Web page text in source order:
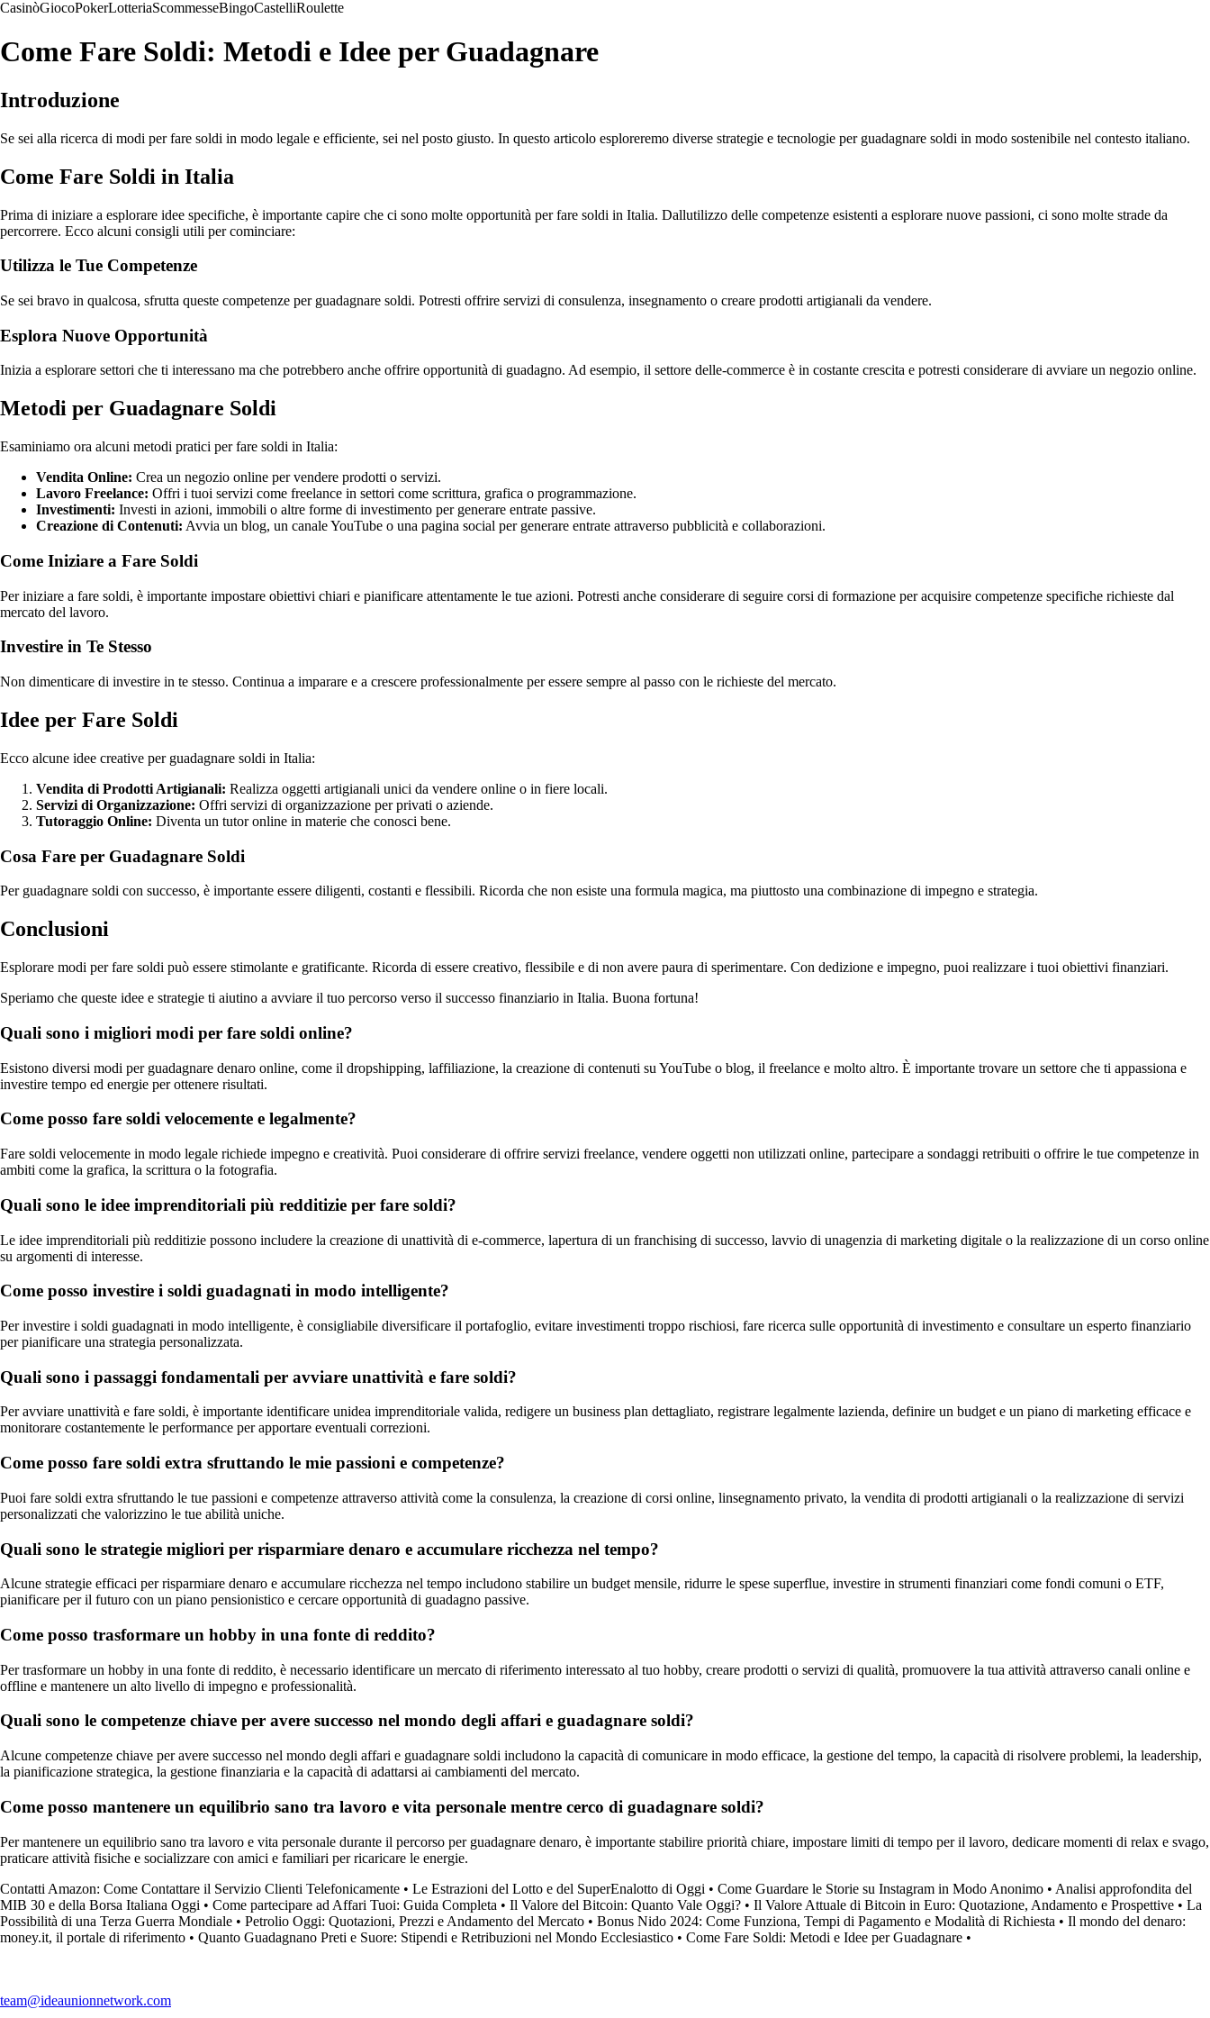
CasinòGiocoPokerLotteriaScommesseBingoCastelliRoulette
Come Fare Soldi: Metodi e Idee per Guadagnare
Introduzione
Se sei alla ricerca di modi per fare soldi in modo legale e efficiente, sei nel posto giusto. In questo articolo esploreremo diverse strategie e tecnologie per guadagnare soldi in modo sostenibile nel contesto italiano.
Come Fare Soldi in Italia
Prima di iniziare a esplorare idee specifiche, è importante capire che ci sono molte opportunità per fare soldi in Italia. Dallutilizzo delle competenze esistenti a esplorare nuove passioni, ci sono molte strade da
percorrere. Ecco alcuni consigli utili per cominciare:
Utilizza le Tue Competenze
Se sei bravo in qualcosa, sfrutta queste competenze per guadagnare soldi. Potresti offrire servizi di consulenza, insegnamento o creare prodotti artigianali da vendere.
Esplora Nuove Opportunità
Inizia a esplorare settori che ti interessano ma che potrebbero anche offrire opportunità di guadagno. Ad esempio, il settore delle-commerce è in costante crescita e potresti considerare di avviare un negozio online.
Metodi per Guadagnare Soldi
Esaminiamo ora alcuni metodi pratici per fare soldi in Italia:
Vendita Online: Crea un negozio online per vendere prodotti o servizi.
Lavoro Freelance: Offri i tuoi servizi come freelance in settori come scrittura, grafica o programmazione.
Investimenti: Investi in azioni, immobili o altre forme di investimento per generare entrate passive.
Creazione di Contenuti: Avvia un blog, un canale YouTube o una pagina social per generare entrate attraverso pubblicità e collaborazioni.
Come Iniziare a Fare Soldi
Per iniziare a fare soldi, è importante impostare obiettivi chiari e pianificare attentamente le tue azioni. Potresti anche considerare di seguire corsi di formazione per acquisire competenze specifiche richieste dal
mercato del lavoro.
Investire in Te Stesso
Non dimenticare di investire in te stesso. Continua a imparare e a crescere professionalmente per essere sempre al passo con le richieste del mercato.
Idee per Fare Soldi
Ecco alcune idee creative per guadagnare soldi in Italia:
Vendita di Prodotti Artigianali: Realizza oggetti artigianali unici da vendere online o in fiere locali.
Servizi di Organizzazione: Offri servizi di organizzazione per privati o aziende.
Tutoraggio Online: Diventa un tutor online in materie che conosci bene.
Cosa Fare per Guadagnare Soldi
Per guadagnare soldi con successo, è importante essere diligenti, costanti e flessibili. Ricorda che non esiste una formula magica, ma piuttosto una combinazione di impegno e strategia.
Conclusioni
Esplorare modi per fare soldi può essere stimolante e gratificante. Ricorda di essere creativo, flessibile e di non avere paura di sperimentare. Con dedizione e impegno, puoi realizzare i tuoi obiettivi finanziari.
Speriamo che queste idee e strategie ti aiutino a avviare il tuo percorso verso il successo finanziario in Italia. Buona fortuna!
Quali sono i migliori modi per fare soldi online?
Esistono diversi modi per guadagnare denaro online, come il dropshipping, laffiliazione, la creazione di contenuti su YouTube o blog, il freelance e molto altro. È importante trovare un settore che ti appassiona e
investire tempo ed energie per ottenere risultati.
Come posso fare soldi velocemente e legalmente?
Fare soldi velocemente in modo legale richiede impegno e creatività. Puoi considerare di offrire servizi freelance, vendere oggetti non utilizzati online, partecipare a sondaggi retribuiti o offrire le tue competenze in
ambiti come la grafica, la scrittura o la fotografia.
Quali sono le idee imprenditoriali più redditizie per fare soldi?
Le idee imprenditoriali più redditizie possono includere la creazione di unattività di e-commerce, lapertura di un franchising di successo, lavvio di unagenzia di marketing digitale o la realizzazione di un corso online
su argomenti di interesse.
Come posso investire i soldi guadagnati in modo intelligente?
Per investire i soldi guadagnati in modo intelligente, è consigliabile diversificare il portafoglio, evitare investimenti troppo rischiosi, fare ricerca sulle opportunità di investimento e consultare un esperto finanziario
per pianificare una strategia personalizzata.
Quali sono i passaggi fondamentali per avviare unattività e fare soldi?
Per avviare unattività e fare soldi, è importante identificare unidea imprenditoriale valida, redigere un business plan dettagliato, registrare legalmente lazienda, definire un budget e un piano di marketing efficace e
monitorare costantemente le performance per apportare eventuali correzioni.
Come posso fare soldi extra sfruttando le mie passioni e competenze?
Puoi fare soldi extra sfruttando le tue passioni e competenze attraverso attività come la consulenza, la creazione di corsi online, linsegnamento privato, la vendita di prodotti artigianali o la realizzazione di servizi
personalizzati che valorizzino le tue abilità uniche.
Quali sono le strategie migliori per risparmiare denaro e accumulare ricchezza nel tempo?
Alcune strategie efficaci per risparmiare denaro e accumulare ricchezza nel tempo includono stabilire un budget mensile, ridurre le spese superflue, investire in strumenti finanziari come fondi comuni o ETF,
pianificare per il futuro con un piano pensionistico e cercare opportunità di guadagno passive.
Come posso trasformare un hobby in una fonte di reddito?
Per trasformare un hobby in una fonte di reddito, è necessario identificare un mercato di riferimento interessato al tuo hobby, creare prodotti o servizi di qualità, promuovere la tua attività attraverso canali online e
offline e mantenere un alto livello di impegno e professionalità.
Quali sono le competenze chiave per avere successo nel mondo degli affari e guadagnare soldi?
Alcune competenze chiave per avere successo nel mondo degli affari e guadagnare soldi includono la capacità di comunicare in modo efficace, la gestione del tempo, la capacità di risolvere problemi, la leadership,
la pianificazione strategica, la gestione finanziaria e la capacità di adattarsi ai cambiamenti del mercato.
Come posso mantenere un equilibrio sano tra lavoro e vita personale mentre cerco di guadagnare soldi?
Per mantenere un equilibrio sano tra lavoro e vita personale durante il percorso per guadagnare denaro, è importante stabilire priorità chiare, impostare limiti di tempo per il lavoro, dedicare momenti di relax e svago,
praticare attività fisiche e socializzare con amici e familiari per ricaricare le energie.
Contatti Amazon: Come Contattare il Servizio Clienti Telefonicamente • Le Estrazioni del Lotto e del SuperEnalotto di Oggi • Come Guardare le Storie su Instagram in Modo Anonimo • Analisi approfondita del
MIB 30 e della Borsa Italiana Oggi • Come partecipare ad Affari Tuoi: Guida Completa • Il Valore del Bitcoin: Quanto Vale Oggi? • Il Valore Attuale di Bitcoin in Euro: Quotazione, Andamento e Prospettive • La
Possibilità di una Terza Guerra Mondiale • Petrolio Oggi: Quotazioni, Prezzi e Andamento del Mercato • Bonus Nido 2024: Come Funziona, Tempi di Pagamento e Modalità di Richiesta • Il mondo del denaro:
money.it, il portale di riferimento • Quanto Guadagnano Preti e Suore: Stipendi e Retribuzioni nel Mondo Ecclesiastico • Come Fare Soldi: Metodi e Idee per Guadagnare •
team@ideaunionnetwork.com